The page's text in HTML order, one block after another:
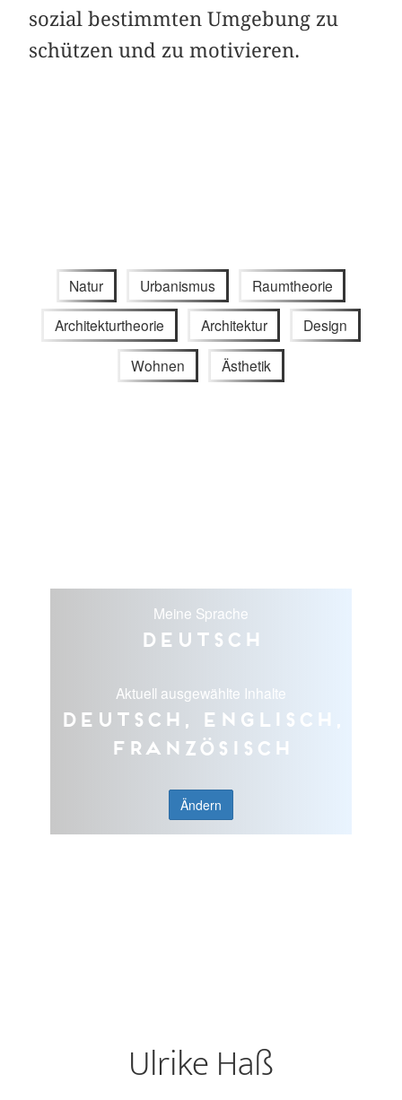
sozial bestimmten Umgebung zu
schützen und zu motivieren.
Natur Urbanismus Raumtheorie
Architekturtheorie Architektur Design
Wohnen Ästhetik
Meine Sprache
Deutsch
Aktuell ausgewählte Inhalte
Deutsch, Englisch,
Französisch
Ändern
Ulrike Haß